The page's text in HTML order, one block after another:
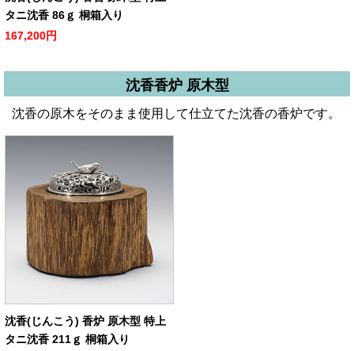
タニ沈香 86ｇ 桐箱入り
167,200円
沈香香炉 原木型
沈香の原木をそのまま使用して仕立てた沈香の香炉です。
沈香(じんこう) 香炉 原木型 特上
タニ沈香 211ｇ 桐箱入り